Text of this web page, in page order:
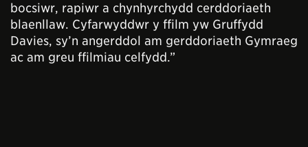
bocsiwr, rapiwr a chynhyrchydd cerddoriaeth
blaenllaw. Cyfarwyddwr y ffilm yw Gruffydd
Davies, sy’n angerddol am gerddoriaeth Gymraeg
ac am greu ffilmiau celfydd.”